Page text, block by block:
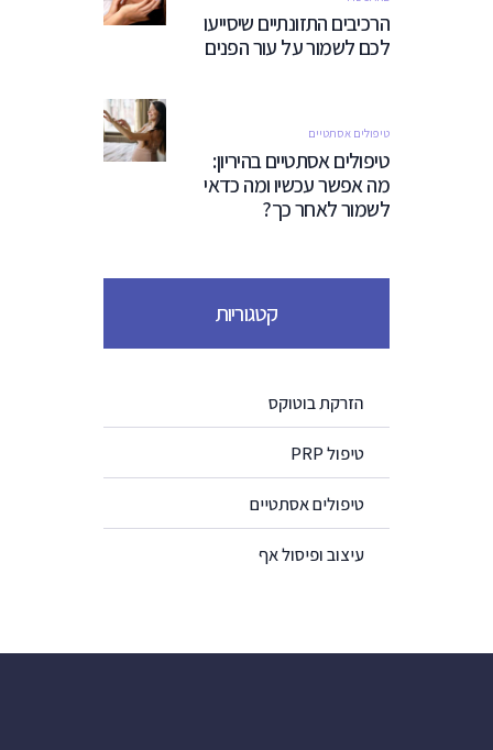
הרכיבים התזונתיים שיסייעו
לכם לשמור על עור הפנים
טיפולים אסתטיים
טיפולים אסתטיים בהיריון:
מה אפשר עכשיו ומה כדאי
לשמור לאחר כך?
קטגוריות
הזרקת בוטוקס
טיפול PRP
טיפולים אסתטיים
עיצוב ופיסול אף